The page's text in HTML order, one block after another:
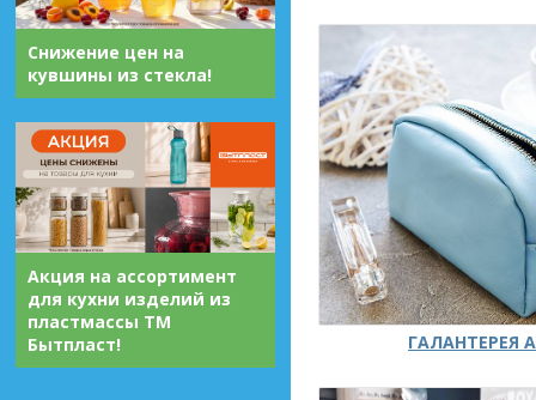
Снижение цен на
кувшины из стекла!
Акция на ассортимент
для кухни изделий из
пластмассы ТМ
Бытпласт!
ГАЛАНТЕРЕЯ